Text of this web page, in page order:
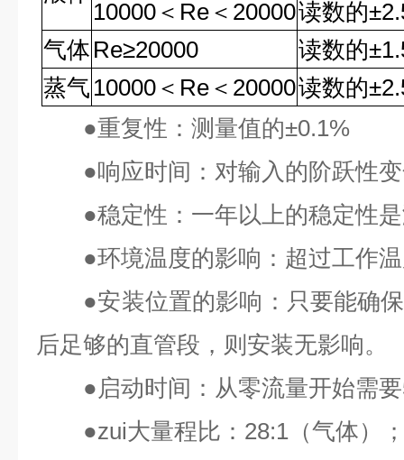
10000 ＜ Re ＜ 20000读数的
气体 Re≥20000 读数的
蒸气 10000 ＜ Re ＜ 20000读数的
●重复性：测量值的±0.1%
●响应时间：对输入的阶跃性
●稳定性：一年以上的稳定性
●环境温度的影响：超过工作
●安装位置的影响：只要能确
后足够的直管段，则安装无影响。
●启动时间：从零流量开始需要
●zui大量程比： 28:1 （气体）